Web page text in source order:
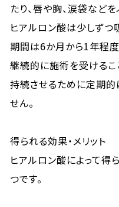
たり、唇や胸、涙袋などを
ヒアルロン酸は少しずつ
期間は6か月から1年程度
継続的に施術を受けるこ
持続させるために定期
せん。
得られる効果・メリット
ヒアルロン酸によって得
つです。